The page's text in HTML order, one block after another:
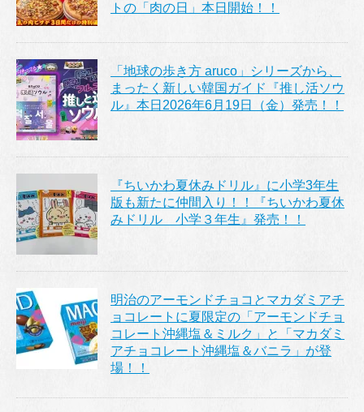
トの「肉の日」本日開始！！
「地球の歩き方 aruco」シリーズから、
まったく新しい韓国ガイド『推し活ソウ
ル』本日2026年6月19日（金）発売！！
『ちいかわ夏休みドリル』に小学3年生
版も新たに仲間入り！！『ちいかわ夏休
みドリル 小学３年生』発売！！
明治のアーモンドチョコとマカダミアチ
ョコレートに夏限定の「アーモンドチョ
コレート沖縄塩＆ミルク」と「マカダミ
アチョコレート沖縄塩＆バニラ」が登
場！！